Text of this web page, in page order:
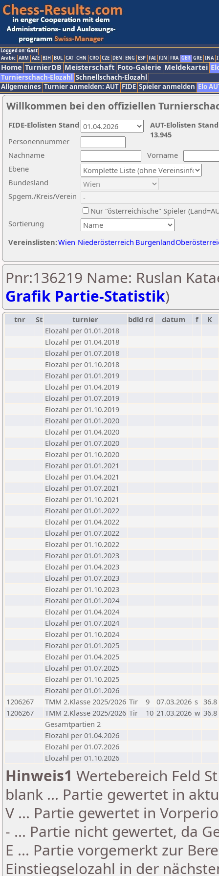
Logged on: Gast
Arabic ARM AZE BIH BUL CAT CHN CRO CZE DEN ENG ESP FAI FIN FRA GER GRE INA
Home TurnierDB Meisterschaft Foto-Galerie Meldekartei
Turnierschach-Elozahl Schnellschach-Elozahl
Allgemeines Turnier anmelden: AUT FIDE Spieler anmelden Elo
Willkommen bei den offiziellen
Nachname
Vorname
Ebene
Sortierung
Personennummer
Bundesland
Spgem./Kreis/Verein
Nur "österreichische" Spieler
Vereinslisten:Wien Niederösterreich Burgenland
AUT-Elolisten
13.945
FIDE-Elolisten Stand
Pnr:136219 Name: Ruslan
Grafik Partie-Statistik)
tnr St turnier bdld rd datum f
K
Elozahl per 01.01.2018
Elozahl per 01.04.2018
Elozahl per 01.07.2018
Elozahl per 01.10.2018
Elozahl per 01.01.2019
Elozahl per 01.04.2019
Elozahl per 01.07.2019
Elozahl per 01.10.2019
Elozahl per 01.01.2020
Elozahl per 01.04.2020
Elozahl per 01.07.2020
Elozahl per 01.10.2020
Elozahl per 01.01.2021
Elozahl per 01.04.2021
Elozahl per 01.07.2021
Elozahl per 01.10.2021
Elozahl per 01.01.2022
Elozahl per 01.04.2022
Elozahl per 01.07.2022
Elozahl per 01.10.2022
Elozahl per 01.01.2023
Elozahl per 01.04.2023
Elozahl per 01.07.2023
Elozahl per 01.10.2023
Elozahl per 01.01.2024
Elozahl per 01.04.2024
Elozahl per 01.07.2024
Elozahl per 01.10.2024
Elozahl per 01.01.2025
Elozahl per 01.04.2025
Elozahl per 01.07.2025
Elozahl per 01.10.2025
Elozahl per 01.01.2026
1206267
TMM 2.Klasse 2025/2026 Tir 9 07.03.2026 s 36.8
1206267
TMM 2.Klasse 2025/2026 Tir 10 21.03.2026 w 36.8
Gesamtpartien 2
Elozahl per 01.04.2026
Elozahl per 01.07.2026
Elozahl per 01.10.2026
Hinweis1 Wertebereich Feld
blank ... Partie gewertet in
V ... Partie gewertet in
- ... Partie nicht gewertet, da
E ... Partie vorgemerkt zur
Einstiegselozahl in der